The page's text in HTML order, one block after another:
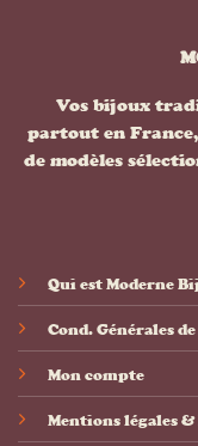
Vos bijoux
partout en
de modèles
Qui est Moderne
Cond. Générales
Mon compte
Mentions légales &